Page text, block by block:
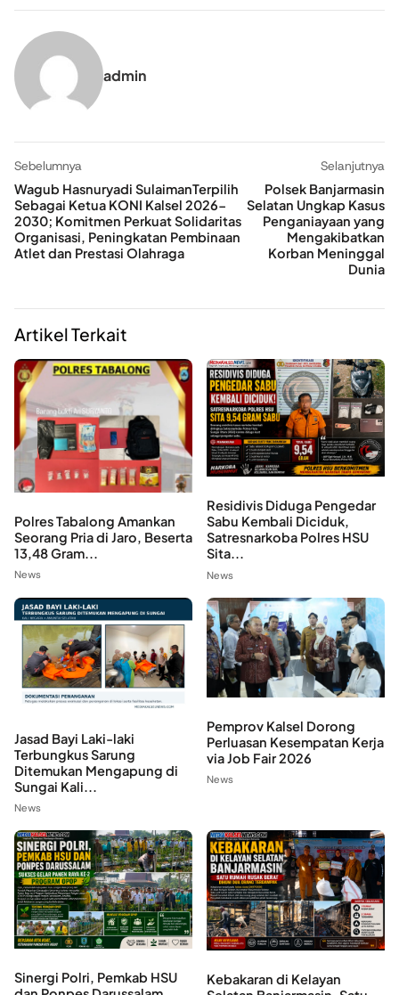
admin
Sebelumnya
Wagub Hasnuryadi SulaimanTerpilih
Sebagai Ketua KONI Kalsel 2026-
2030; Komitmen Perkuat Solidaritas
Organisasi, Peningkatan Pembinaan
Atlet dan Prestasi Olahraga
Selanjutnya
Polsek Banjarmasin
Selatan Ungkap Kasus
Penganiayaan yang
Mengakibatkan
Korban Meninggal
Dunia
Artikel Terkait
Polres Tabalong Amankan
Seorang Pria di Jaro, Beserta
13,48 Gram...
News
Residivis Diduga Pengedar
Sabu Kembali Diciduk,
Satresnarkoba Polres HSU
Sita...
News
Jasad Bayi Laki-laki
Terbungkus Sarung
Ditemukan Mengapung di
Sungai Kali...
News
Pemprov Kalsel Dorong
Perluasan Kesempatan Kerja
via Job Fair 2026
News
Sinergi Polri, Pemkab HSU
Kebakaran di Kelayan